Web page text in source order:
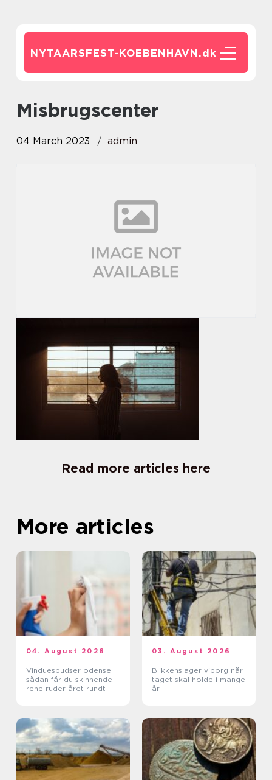
NYTAARSFEST-KOEBENHAVN.dk
Misbrugscenter
04 March 2023 admin
Read more articles here
More articles
04. August 2026
Vinduespudser odense
sådan får du skinnende
rene ruder året rundt
03. August 2026
Blikkenslager viborg når
taget skal holde i mange
år